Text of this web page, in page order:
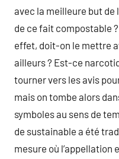
avec la meilleure but de
de ce fait compostable
effet, doit-on le mettre
ailleurs ? Est-ce
tourner vers les avis
mais on tombe alors
symboles au sens de
de sustainable a été
mesure où l’appellation